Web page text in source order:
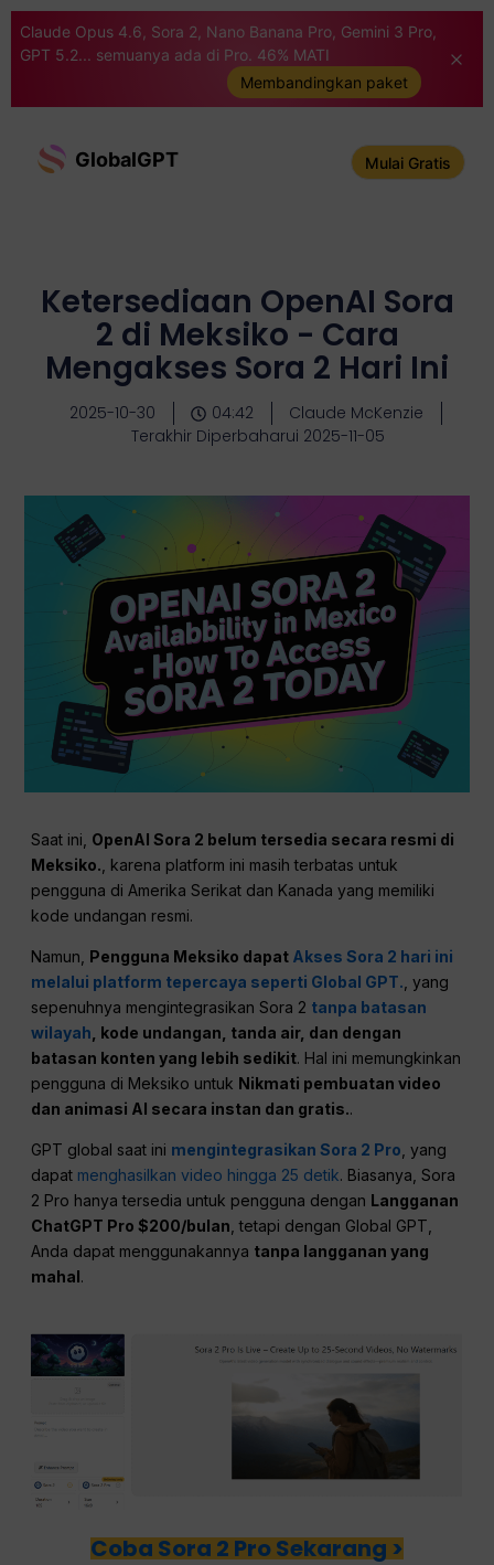
Claude Opus 4.6, Sora 2, Nano Banana Pro, Gemini 3 Pro,
GPT 5.2... semuanya ada di Pro. 46% MATI
Membandingkan paket
GlobalGPT Mulai Gratis
Ketersediaan OpenAI Sora
2 di Meksiko - Cara
Mengakses Sora 2 Hari Ini
2025-10-30 04:42
Claude McKenzie
Terakhir Diperbaharui 2025-11-05
Saat ini, OpenAI Sora 2 belum tersedia secara resmi di
Meksiko. , karena platform ini masih terbatas untuk
pengguna di Amerika Serikat dan Kanada yang memiliki
kode undangan resmi.
Namun, Pengguna Meksiko dapat Akses Sora 2 hari ini
melalui platform tepercaya seperti Global GPT. , yang
sepenuhnya mengintegrasikan Sora 2 tanpa batasan
wilayah , kode undangan, tanda air, dan dengan
batasan konten yang lebih sedikit. Hal ini memungkinkan
pengguna di Meksiko untuk Nikmati pembuatan video
dan animasi AI secara instan dan gratis..
GPT global saat ini mengintegrasikan Sora 2 Pro, yang
dapat menghasilkan video hingga 25 detik. Biasanya, Sora
2 Pro hanya tersedia untuk pengguna dengan Langganan
ChatGPT Pro $200/bulan, tetapi dengan Global GPT,
Anda dapat menggunakannya tanpa langganan yang
mahal .
Coba Sora 2 Pro Sekarang >